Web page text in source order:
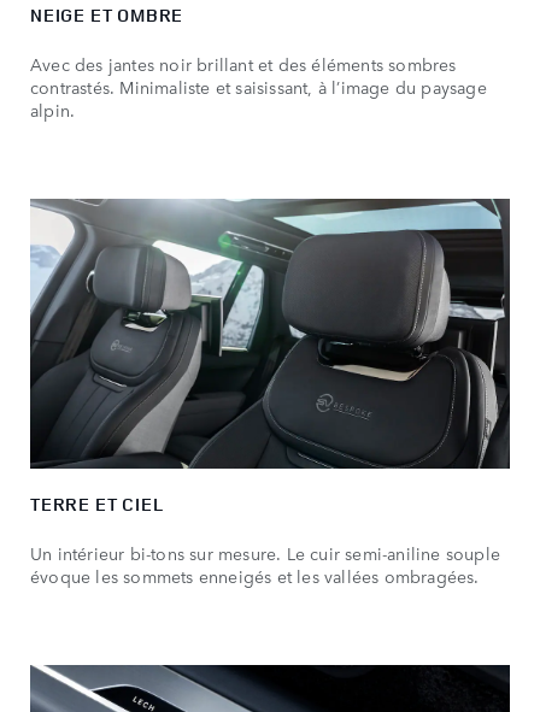
NEIGE ET OMBRE
Avec des jantes noir brillant et des éléments sombres
contrastés. Minimaliste et saisissant, à l’image du paysage
alpin.
TERRE ET CIEL
Un intérieur bi-tons sur mesure. Le cuir semi-aniline souple
évoque les sommets enneigés et les vallées ombragées.